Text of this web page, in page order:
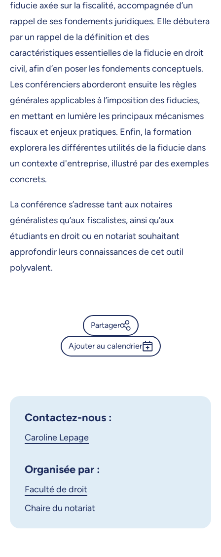
fiducie axée sur la fiscalité, accompagnée d’un
rappel de ses fondements juridiques. Elle débutera
par un rappel de la définition et des
caractéristiques essentielles de la fiducie en droit
civil, afin d’en poser les fondements conceptuels.
Les conférenciers aborderont ensuite les règles
générales applicables à l’imposition des fiducies,
en mettant en lumière les principaux mécanismes
fiscaux et enjeux pratiques. Enfin, la formation
explorera les différentes utilités de la fiducie dans
un contexte d'entreprise, illustré par des exemples
concrets.
La conférence s’adresse tant aux notaires
généralistes qu’aux fiscalistes, ainsi qu’aux
étudiants en droit ou en notariat souhaitant
approfondir leurs connaissances de cet outil
polyvalent.
Partager
Calendrier de l’Université de
Ajouter au calendrier
Contactez-nous :
Caroline Lepage
Organisée par :
Faculté de droit
Chaire du notariat